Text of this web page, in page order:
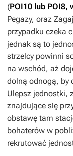
(POI10 lub POI8,
Pegazy, oraz
przypadku czeka
jednak są to
strzelcy powinni
na wschód, aż
dolną odnogą, by
Ulepsz jednostki,
znajdujące się
obstawę tam
bohaterów w
rekrutować